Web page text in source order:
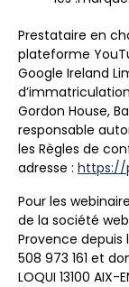
Prestataire en
plateforme
Google Ireland
Gordon House,
responsable
les Règles de
adresse : https://
Pour les
de la société
Provence depuis
508 973 161 et
LOQUI 13100 AIX-